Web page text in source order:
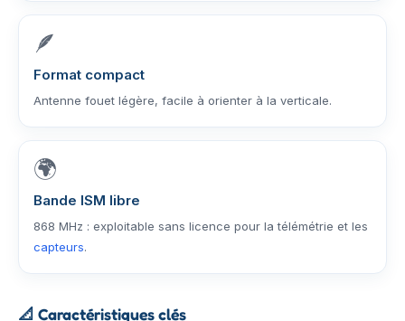
🪶
Format compact
Antenne fouet légère, facile à orienter à la verticale.
🌍
Bande ISM libre
868 MHz : exploitable sans licence pour la télémétrie et les
capteurs.
📐 Caractéristiques clés